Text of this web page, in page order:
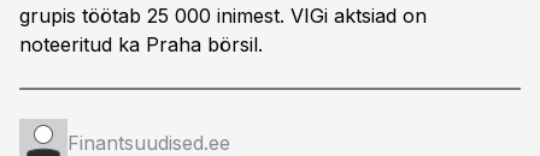
grupis töötab 25 000 inimest. VIGi aktsiad on
noteeritud ka Praha börsil.
Finantsuudised.ee